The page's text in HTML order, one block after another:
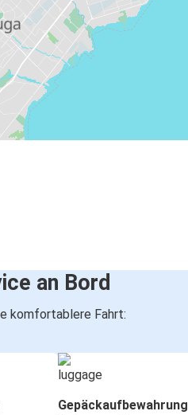
an Bord
komfortablere Fahrt:
Gepäckaufbewahrung